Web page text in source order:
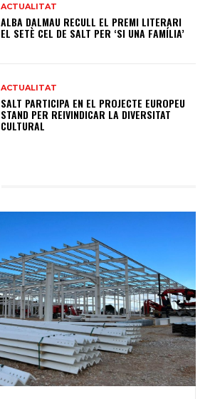
ACTUALITAT
ALBA DALMAU RECULL EL PREMI LITERARI
EL SETÈ CEL DE SALT PER ‘SI UNA FAMÍLIA’
ACTUALITAT
SALT PARTICIPA EN EL PROJECTE EUROPEU
STAND PER REIVINDICAR LA DIVERSITAT
CULTURAL